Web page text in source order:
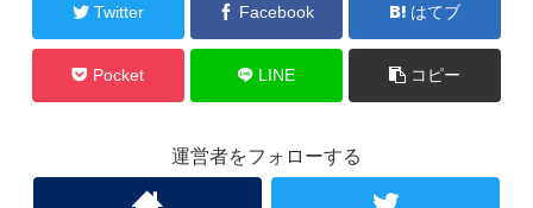
Twitter Facebook はてブ
Pocket LINE コピー
運営者をフォローする